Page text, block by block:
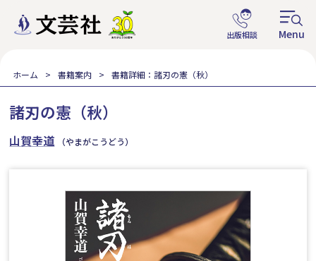
ホーム 書籍案内 書籍詳細：諸刃の憲（秋）
諸刃の憲（秋）
山賀幸道 （やまがこうどう）